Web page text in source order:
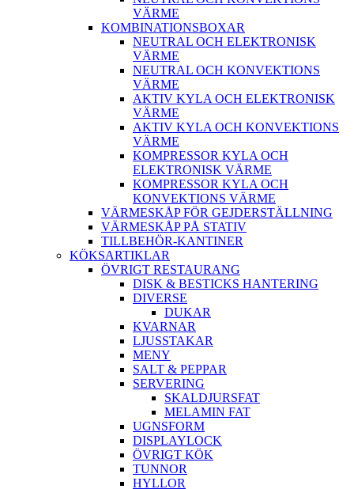
VÄRME
KOMBINATIONSBOXAR
NEUTRAL OCH ELEKTRONISK
VÄRME
NEUTRAL OCH KONVEKTIONS
VÄRME
AKTIV KYLA OCH ELEKTRONISK
VÄRME
AKTIV KYLA OCH KONVEKTIONS
VÄRME
KOMPRESSOR KYLA OCH
ELEKTRONISK VÄRME
KOMPRESSOR KYLA OCH
KONVEKTIONS VÄRME
VÄRMESKÅP FÖR GEJDERSTÄLLNING
VÄRMESKÅP PÅ STATIV
TILLBEHÖR-KANTINER
KÖKSARTIKLAR
ÖVRIGT RESTAURANG
DISK & BESTICKS HANTERING
DIVERSE
DUKAR
KVARNAR
LJUSSTAKAR
MENY
SALT & PEPPAR
SERVERING
SKALDJURSFAT
MELAMIN FAT
UGNSFORM
DISPLAYLOCK
ÖVRIGT KÖK
TUNNOR
HYLLOR